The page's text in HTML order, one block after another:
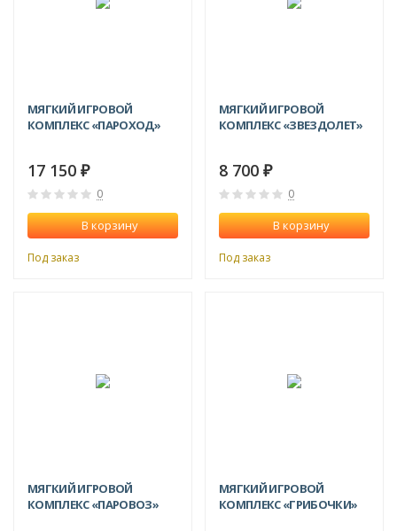
МЯГКИЙ ИГРОВОЙ
КОМПЛЕКС «ПАРОХОД»
17 150 ₽
0
В корзину
Под заказ
МЯГКИЙ ИГРОВОЙ
КОМПЛЕКС «ЗВЕЗДОЛЕТ»
8 700 ₽
0
В корзину
Под заказ
МЯГКИЙ ИГРОВОЙ
КОМПЛЕКС «ПАРОВОЗ»
МЯГКИЙ ИГРОВОЙ
КОМПЛЕКС «ГРИБОЧКИ»